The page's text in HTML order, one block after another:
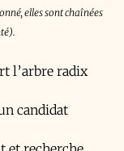
elles sont chaînées
l’arbre radix
candidat